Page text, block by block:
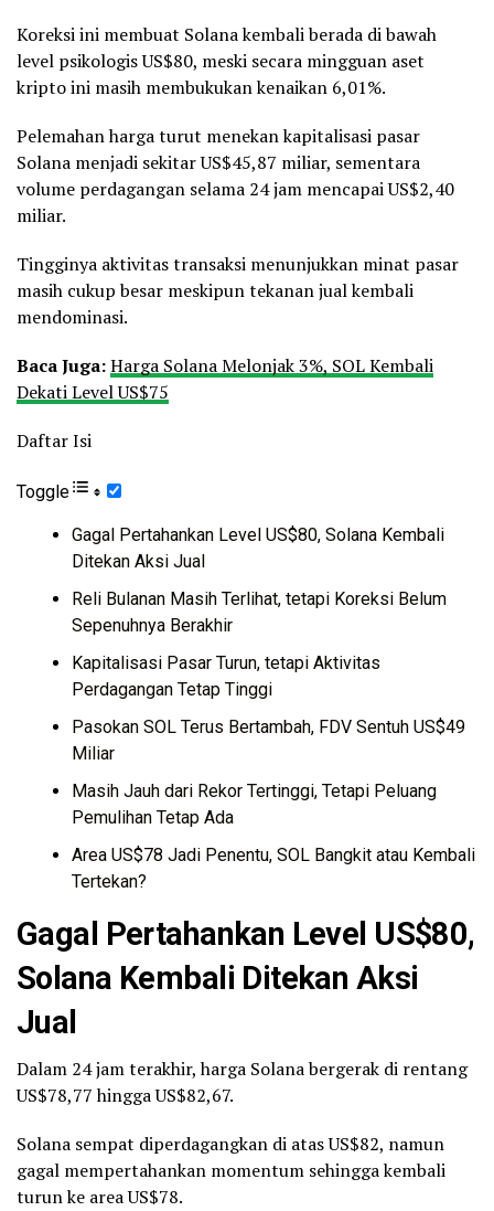
Koreksi ini membuat Solana kembali berada di bawah
level psikologis US$80, meski secara mingguan aset
kripto ini masih membukukan kenaikan 6,01%.
Pelemahan harga turut menekan kapitalisasi pasar
Solana menjadi sekitar US$45,87 miliar, sementara
volume perdagangan selama 24 jam mencapai US$2,40
miliar.
Tingginya aktivitas transaksi menunjukkan minat pasar
masih cukup besar meskipun tekanan jual kembali
mendominasi.
Baca Juga:Harga Solana Melonjak 3%, SOL Kembali
Dekati Level US$75
Daftar Isi
Toggle
Gagal Pertahankan Level US$80, Solana Kembali
Ditekan Aksi Jual
Reli Bulanan Masih Terlihat, tetapi Koreksi Belum
Sepenuhnya Berakhir
Kapitalisasi Pasar Turun, tetapi Aktivitas
Perdagangan Tetap Tinggi
Pasokan SOL Terus Bertambah, FDV Sentuh US$49
Miliar
Masih Jauh dari Rekor Tertinggi, Tetapi Peluang
Pemulihan Tetap Ada
Area US$78 Jadi Penentu, SOL Bangkit atau Kembali
Tertekan?
Gagal Pertahankan Level US$80,
Solana Kembali Ditekan Aksi
Jual
Dalam 24 jam terakhir, harga Solana bergerak di rentang
US$78,77 hingga US$82,67.
Solana sempat diperdagangkan di atas US$82, namun
gagal mempertahankan momentum sehingga kembali
turun ke area US$78.